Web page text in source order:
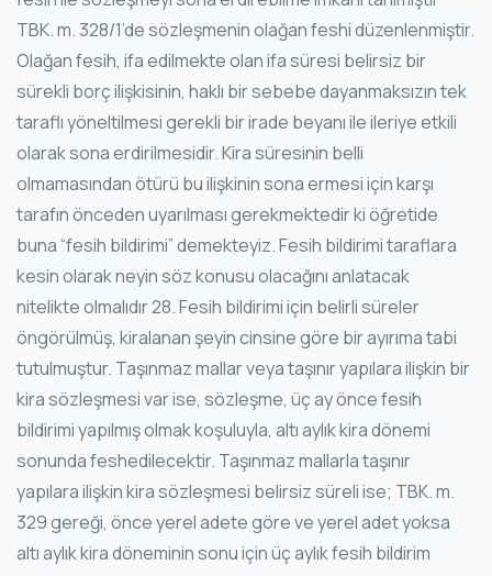
TBK. m. 328/1’de sözleşmenin olağan feshi düzenlenmiştir.
Olağan fesih, ifa edilmekte olan ifa süresi belirsiz bir
sürekli borç ilişkisinin, haklı bir sebebe dayanmaksızın tek
taraflı yöneltilmesi gerekli bir irade beyanı ile ileriye etkili
olarak sona erdirilmesidir. Kira süresinin belli
olmamasından ötürü bu ilişkinin sona ermesi için karşı
tarafın önceden uyarılması gerekmektedir ki öğretide
buna “fesih bildirimi” demekteyiz. Fesih bildirimi taraflara
kesin olarak neyin söz konusu olacağını anlatacak
nitelikte olmalıdır 28. Fesih bildirimi için belirli süreler
öngörülmüş, kiralanan şeyin cinsine göre bir ayırıma tabi
tutulmuştur. Taşınmaz mallar veya taşınır yapılara ilişkin bir
kira sözleşmesi var ise, sözleşme, üç ay önce fesih
bildirimi yapılmış olmak koşuluyla, altı aylık kira dönemi
sonunda feshedilecektir. Taşınmaz mallarla taşınır
yapılara ilişkin kira sözleşmesi belirsiz süreli ise; TBK. m.
329 gereği, önce yerel adete göre ve yerel adet yoksa
altı aylık kira döneminin sonu için üç aylık fesih bildirim